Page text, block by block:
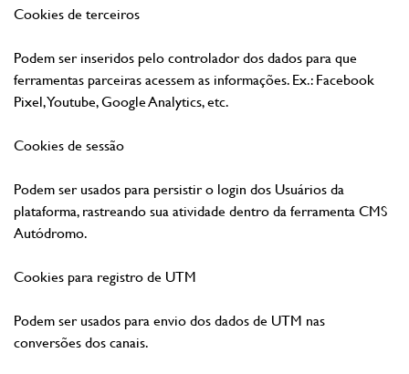
Cookies de terceiros
Podem ser inseridos pelo controlador dos dados para que
ferramentas parceiras acessem as informações. Ex.: Facebook
Pixel, Youtube, Google Analytics, etc.
Cookies de sessão
Podem ser usados para persistir o login dos Usuários da
plataforma, rastreando sua atividade dentro da ferramenta CMS
Autódromo.
Cookies para registro de UTM
Podem ser usados para envio dos dados de UTM nas
conversões dos canais.